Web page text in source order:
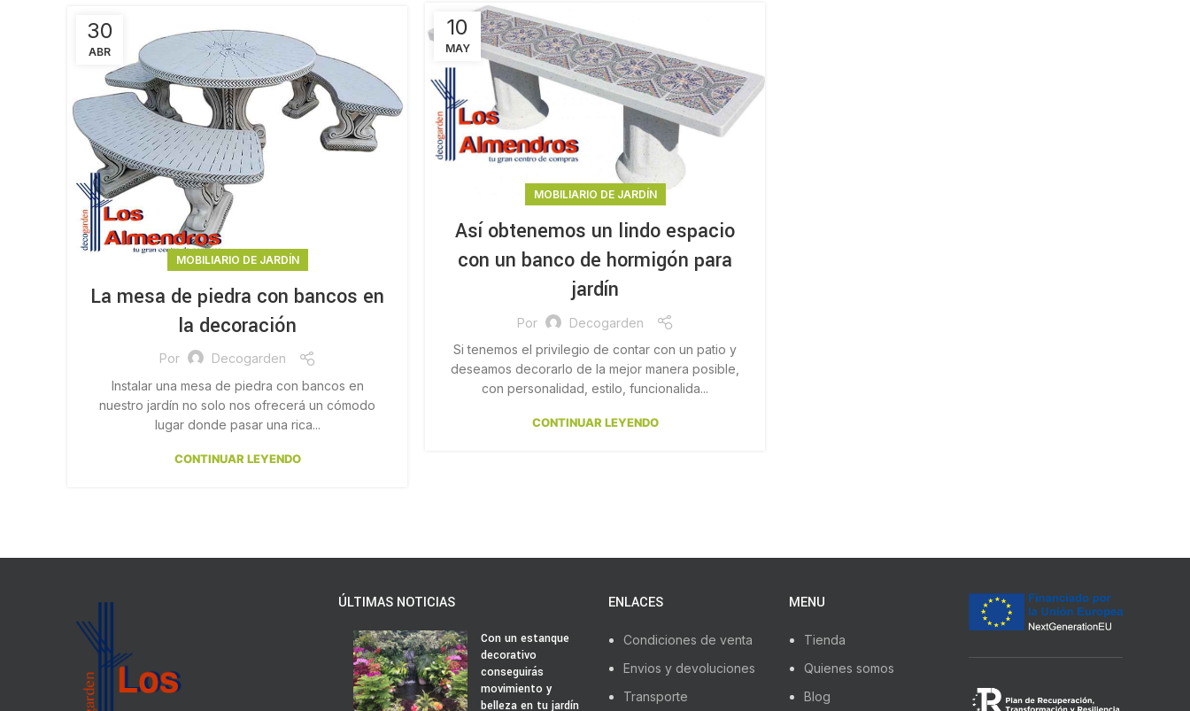
10
MAY
MOBILIARIO DE JARDÍN
Así obtenemos un lindo espacio
con un banco de hormigón para
jardín
Por
Decogarden
Si tenemos el privilegio de contar con un patio y
deseamos decorarlo de la mejor manera posible,
con personalidad, estilo, funcionalida...
CONTINUAR LEYENDO
30
ABR
MOBILIARIO DE JARDÍN
La mesa de piedra con bancos en
la decoración
Por
Decogarden
Instalar una mesa de piedra con bancos en
nuestro jardín no solo nos ofrecerá un cómodo
lugar donde pasar una rica...
CONTINUAR LEYENDO
ÚLTIMAS NOTICIAS
Con un estanque
decorativo
conseguirás
movimiento y
belleza en tu jardín
ENLACES
Condiciones de venta
Envios y devoluciones
Transporte
MENU
Tienda
Quienes somos
Blog